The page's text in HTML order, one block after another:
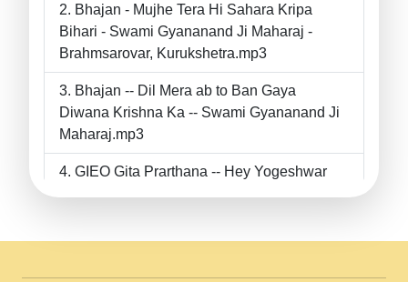
Bhajan - Mujhe Tera Hi Sahara Kripa
Bihari - Swami Gyananand Ji Maharaj -
Brahmsarovar, Kurukshetra.mp3
Bhajan -- Dil Mera ab to Ban Gaya
Diwana Krishna Ka -- Swami Gyananand Ji
Maharaj.mp3
GIEO Gita Prarthana -- Hey Yogeshwar
II Swami Gyananand Ji Maharaj.mp3